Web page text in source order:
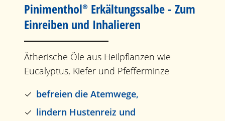
Pinimenthol® Erkältungssalbe- Zum
Einreiben und Inhalieren
Ätherische Öle aus Heilpflanzen wie
Eucalyptus, Kiefer und Pfefferminze
befreien die Atemwege,
lindern Hustenreiz und